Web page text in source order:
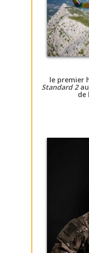
le premier
Standard 2au
de